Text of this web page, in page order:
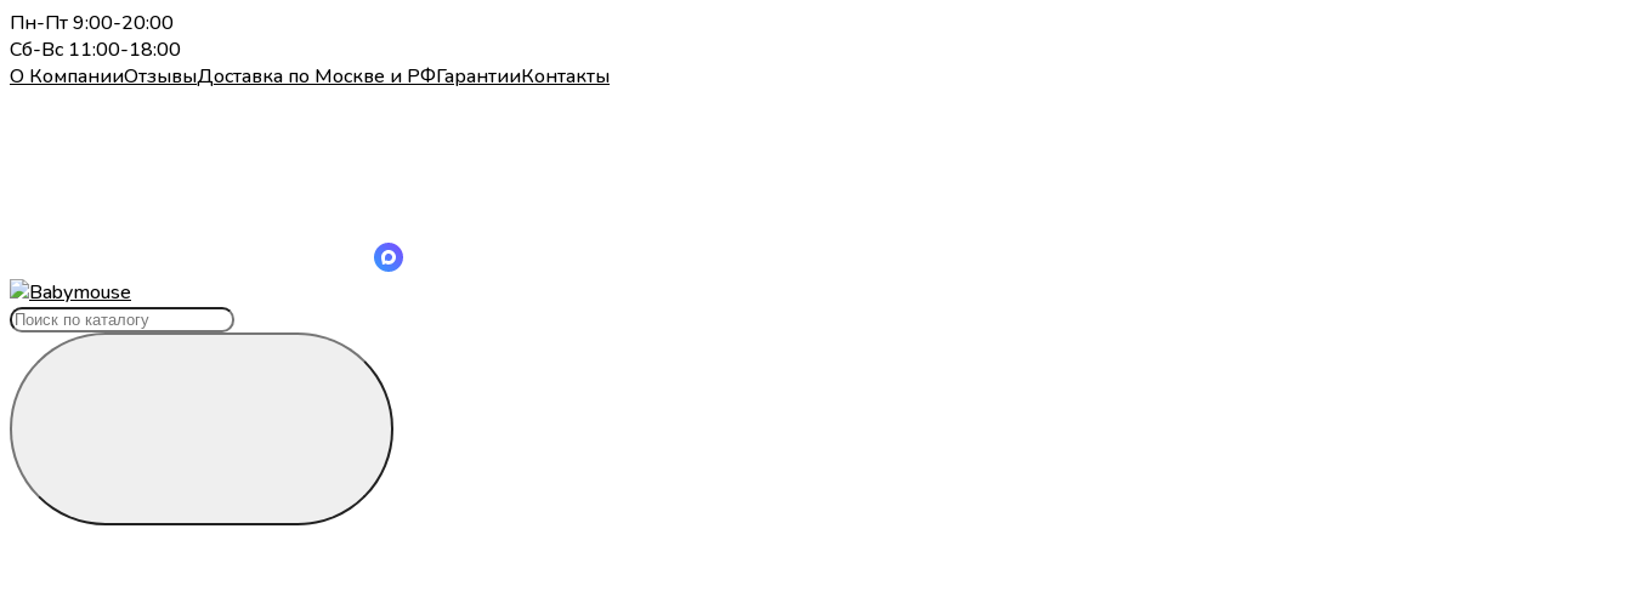
Пн-Пт 9:00-20:00
Сб-Вс 11:00-18:00
О КомпанииОтзывыДоставка по Москве и РФГарантииКонтакты